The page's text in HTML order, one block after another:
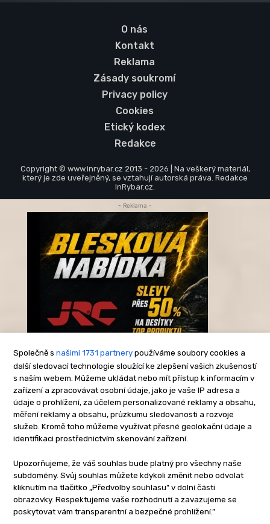
O nás
Kontakt
Reklama
Zásady soukromí
Privacy policy
Cookies
Etický kodex
Redakce
Copyright © www.inrybar.cz 2013 - 2026 | Na veškerý materiál,
který je zde uveřejněný, se vztahují autorská práva. Redakce
InRybar.cz.
Společně s našimi 1731 partnery používáme soubory cookies a
další sledovací technologie sloužící ke zlepšení vašich zkušeností
s naším webem. Můžeme ukládat nebo mít přístup k informacím v
zařízení a zpracovávat osobní údaje, jako je vaše IP adresa a
údaje o prohlížení, za účelem personalizované reklamy a obsahu,
měření reklamy a obsahu, průzkumu sledovanosti a rozvoje
služeb. Kromě toho můžeme využívat přesné geolokační údaje a
identifikaci prostřednictvím skenování zařízení.
Upozorňujeme, že váš souhlas bude platný pro všechny naše
subdomény. Svůj souhlas můžete kdykoli změnit nebo odvolat
kliknutím na tlačítko „Předvolby souhlasu” v dolní části
obrazovky. Respektujeme vaše rozhodnutí a zavazujeme se
poskytovat vám transparentní a bezpečné prohlížení.”
- Reklama -
-Reklama-